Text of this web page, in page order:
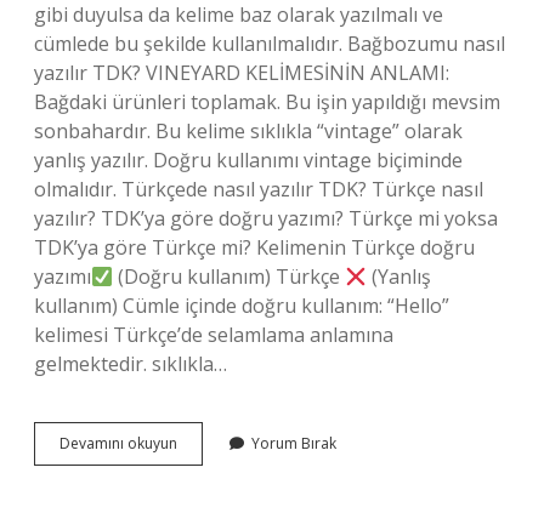
gibi duyulsa da kelime baz olarak yazılmalı ve
cümlede bu şekilde kullanılmalıdır. Bağbozumu nasıl
yazılır TDK? VINEYARD KELİMESİNİN ANLAMI:
Bağdaki ürünleri toplamak. Bu işin yapıldığı mevsim
sonbahardır. Bu kelime sıklıkla “vintage” olarak
yanlış yazılır. Doğru kullanımı vintage biçiminde
olmalıdır. Türkçede nasıl yazılır TDK? Türkçe nasıl
yazılır? TDK’ya göre doğru yazımı? Türkçe mi yoksa
TDK’ya göre Türkçe mi? Kelimenin Türkçe doğru
yazımı
(Doğru kullanım) Türkçe
(Yanlış
kullanım) Cümle içinde doğru kullanım: “Hello”
kelimesi Türkçe’de selamlama anlamına
gelmektedir. sıklıkla…
Devamını okuyun Bağzıları
Mı
Yorum Bırak